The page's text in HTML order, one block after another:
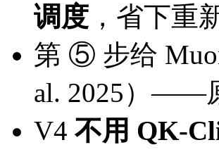
调度 ，省下重
第 ⑤ 步给
al. 2025）——
V4 不用 QK-